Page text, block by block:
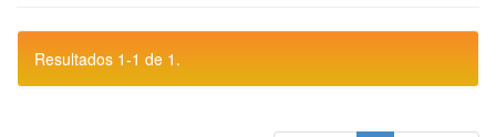
Resultados 1-1 de 1.